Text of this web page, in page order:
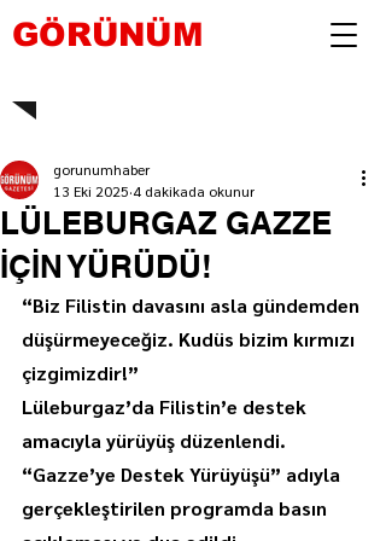
GÖRÜNÜM
LÜLEBURGAZ GAZZE
İÇİN YÜRÜDÜ!
gorunumhaber
13 Eki 2025 4 dakikada okunur
“Biz Filistin davasını asla gündemden
düşürmeyeceğiz. Kudüs bizim kırmızı
çizgimizdir!”
Lüleburgaz’da Filistin’e destek
amacıyla yürüyüş düzenlendi.
“Gazze’ye Destek Yürüyüşü” adıyla
gerçekleştirilen programda basın